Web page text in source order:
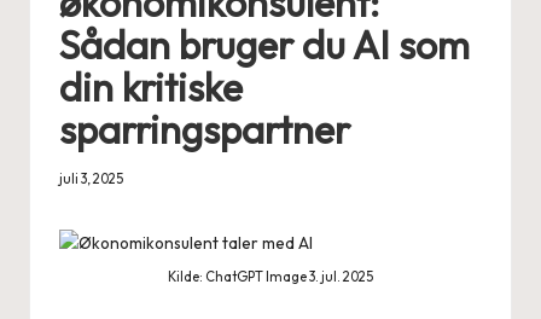
sundhedsområdet.
Sådan bruger du AI som
din kritiske
sparringspartner
juli 3, 2025
Kilde: ChatGPT Image 3. jul. 2025